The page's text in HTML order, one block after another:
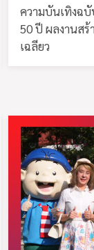
ความบันเทิงฉ
50 ปี ผลงานส
เฉลียว